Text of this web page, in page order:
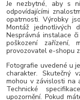
Je nezbytné, aby s
odpovídajícími
opatrnosti. Výrobky
Montáž jednotlivých
Nesprávná instalace
poškození zařízení,
provozovatel e-shopu
Fotografie uvedené u
charakter. Skutečný
mohou v závislosti na
Technické
upozornění. Pokud